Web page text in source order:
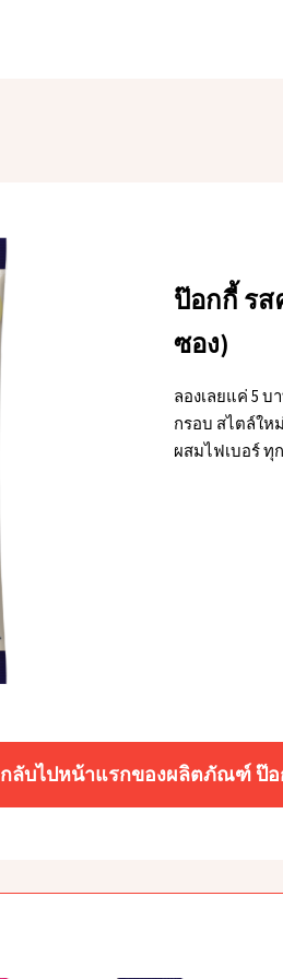
ป๊อกกี้ ร
ซอง)
ลองเลยแค่ 5
กรอบ สไตล์ให
ผสมไฟเบอร์ ทุ
กลับไปหน้าแรกของผลิตภัณฑ์ ป๊